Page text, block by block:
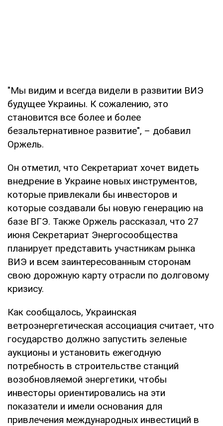
"Мы видим и всегда видели в развитии ВИЭ
будущее Украины. К сожалению, это
становится все более и более
безальтернативное развитие", – добавил
Оржель.
Он отметил, что Секретариат хочет видеть
внедрение в Украине новых инструментов,
которые привлекали бы инвесторов и
которые создавали бы новую генерацию на
базе ВГЭ. Также Оржель рассказал, что 27
июня Секретариат Энергосообщества
планирует представить участникам рынка
ВИЭ и всем заинтересованным сторонам
свою дорожную карту отрасли по долговому
кризису.
Как сообщалось, Украинская
ветроэнергетическая ассоциация считает, что
государство должно запустить зеленые
аукционы и установить ежегодную
потребность в строительстве станций
возобновляемой энергетики, чтобы
инвесторы ориентировались на эти
показатели и имели основания для
привлечения международных инвестиций в